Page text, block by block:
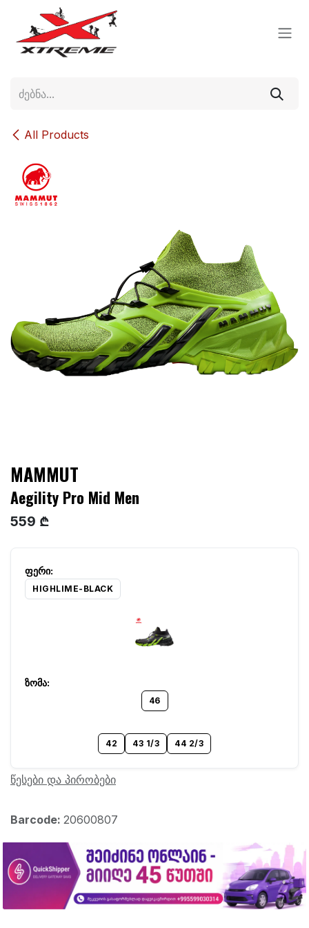
Skip to Content
All Products
MAMMUT
Aegility Pro Mid Men
559 ₾
HIGHLIME-BLACK
46
42 43 1/3 44 2/3
წესები და პირობები
Barcode: 20600807